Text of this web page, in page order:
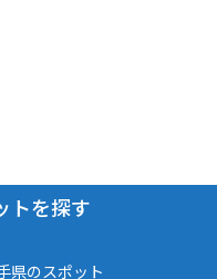
トを探す
県のスポット